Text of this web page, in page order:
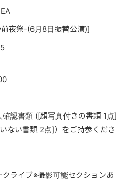
夜祭-(6月8日振替公演)]
認書類 ([顔写真付きの書類 1点]
ない書類 2点]）をご持参くださ
ライブ※撮影可能セクションあ